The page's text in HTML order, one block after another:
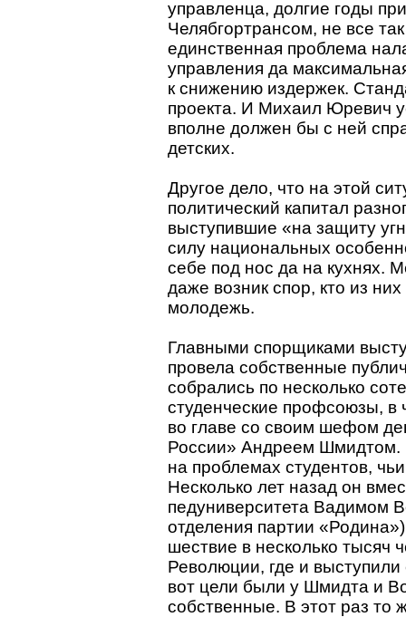
управленца, долгие годы
Челябгортрансом, не все
единственная проблема
управления да
к снижению издержек.
проекта. И Михаил Юревич
вполне должен бы с ней
детских.
Другое дело, что на этой
политический капитал
выступившие «на защиту
силу национальных
себе под нос да на кухнях.
даже возник спор, кто из
молодежь.
Главными спорщиками
провела собственные
собрались по несколько
студенческие профсоюзы,
во главе со своим шефом
России» Андреем Шмидтом.
на проблемах студентов,
Несколько лет назад он
педуниверситета Вадимом
отделения партии
шествие в несколько
Революции, где и
вот цели были у Шмидта и
собственные. В этот раз то